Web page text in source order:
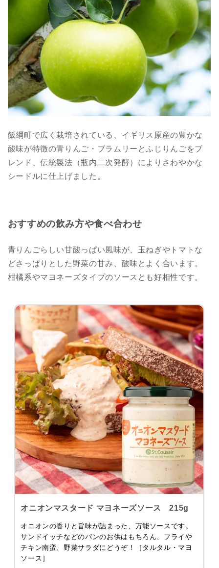
飯綱町で広く栽培されている、イギリス原産の豊かな
酸味が特徴の青りんご・ブラムリーとふじりんごをブ
レンド、伝統製法（瓶内二次発酵）によりさわやかな
シードルに仕上げました。
おすすめの飲み方や食べ合わせ
青りんごらしい甘酸っぱい風味が、玉ねぎやトマトな
どさっぱりとした野菜の甘み、酸味とよく合います。
柑橘系やマヨネーズタイプのソースとも好相性です。
オニオンマスタード マヨネーズソース 215g
オニオンの香りと旨味が詰まった、万能ソースです。
サンドイッチなどのパンのお供はもちろん、フライや
チキン南蛮、野菜サラダにどうぞ！［タルタル・マヨ
ソース］